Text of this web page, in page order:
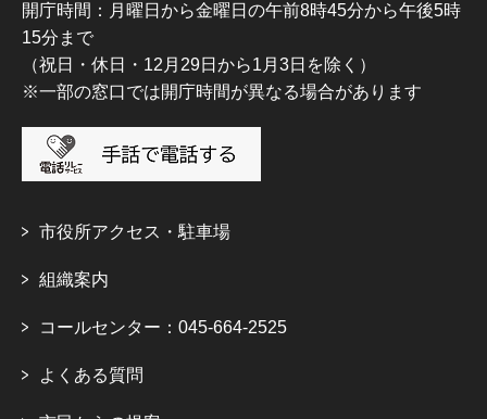
開庁時間：月曜日から金曜日の午前8時45分から午後5時
15分まで
（祝日・休日・12月29日から1月3日を除く）
※一部の窓口では開庁時間が異なる場合があります
市役所アクセス・駐車場
組織案内
コールセンター：045-664-2525
よくある質問